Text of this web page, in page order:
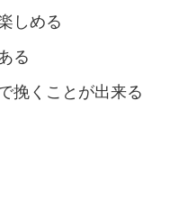
しめる
る
挽くことが出来る